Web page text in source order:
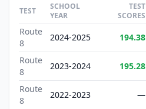
TEST
SCHOOL
YEAR
TEST
SCORES
Route
8
2024-2025 194.38
Route
8
2023-2024 195.28
Route
8
2022-2023 —